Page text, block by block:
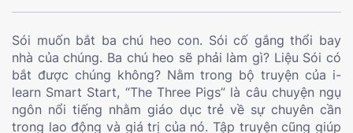
Sói muốn bắt ba chú heo con. Sói cố gắng thổi bay
nhà của chúng. Ba chú heo sẽ phải làm gì? Liệu Sói có
bắt được chúng không? Nằm trong bộ truyện của i-
learn Smart Start, “The Three Pigs” là câu chuyện ngụ
ngôn nổi tiếng nhằm giáo dục trẻ về sự chuyên cần
trong lao động và giá trị của nó. Tập truyện cũng giúp